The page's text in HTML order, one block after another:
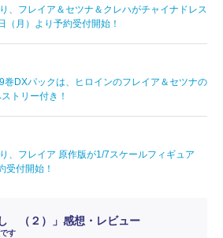
、フレイア＆セツナ＆クレハがチャイナドレス
月）より予約受付開始！
巻DXパックは、ヒロインのフレイア＆セツナの
トリー付き！
、フレイア 原作版が1/7スケールフィギュア
受付開始！
（２）」感想・レビュー
す